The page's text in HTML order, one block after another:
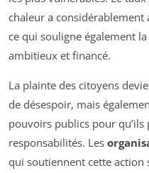
chaleur a considérablement
ce qui souligne également
ambitieux et financé.
La plainte des citoyens
de désespoir, mais
pouvoirs publics pour
responsabilités. Les
qui soutiennent cette action